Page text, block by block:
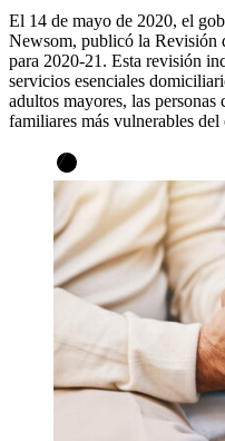
El 14 de mayo de 2020, el
Newsom, publicó la Revisión
para 2020-21. Esta revisión
servicios esenciales
adultos mayores, las
familiares más vulnerables del